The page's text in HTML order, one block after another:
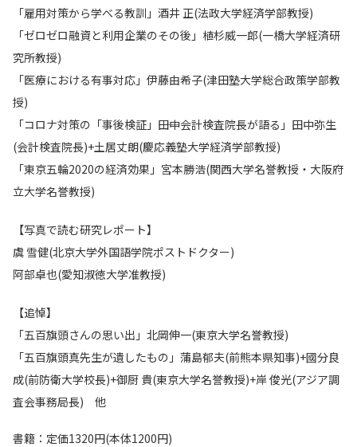
「雇用対策から学べる教訓」酒井 正(法政大学経済学部教授)
「ゼロゼロ融資と利用企業のその後」植杉威一郎(一橋大学経済研
究所教授)
「医療における有事対応」伊藤由希子(津田塾大学総合政策学部教
授)
「コロナ対策の「事後検証」――田中会計検査院長が語る」田中弥生
(会計検査院長)+土居丈朗(慶応義塾大学経済学部教授)
「東京五輪2020の経済効果」宮本勝浩(関西大学名誉教授・大阪府
立大学名誉教授)
【写真で読む研究レポート】
虞 雪健(北京大学外国語学院ポストドクター)
阿部卓也(愛知淑徳大学准教授)
【追悼】
「五百旗頭さんの思い出」北岡伸一(東京大学名誉教授)
「五百旗頭真先生が遺したもの」蒲島郁夫(前熊本県知事)+國分良
成(前防衛大学校長)+御厨 貴(東京大学名誉教授)+岸 俊光(アジア調
査会事務局長) 他
書籍：定価1320円(本体1200円)